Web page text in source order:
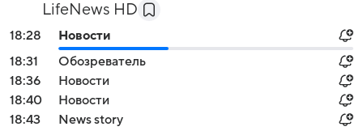
LifeNews HD
18:28
Новости
18:31
Обозреватель
18:36
Новости
18:40
Новости
18:43
News story